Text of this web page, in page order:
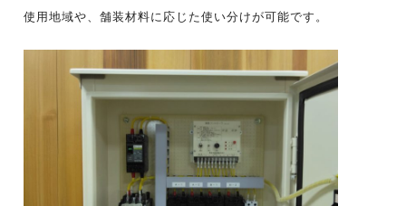
使用地域や、舗装材料に応じた使い分けが可能です。